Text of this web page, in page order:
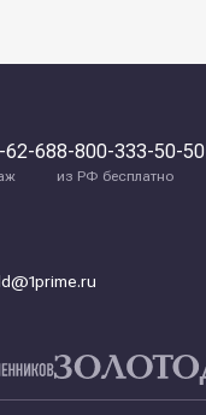
62-688-800-333-50-50
из РФ бесплатно